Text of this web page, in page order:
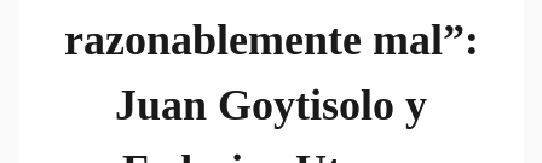
razonablemente mal”:
Juan Goytisolo y